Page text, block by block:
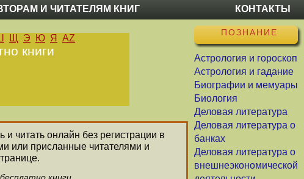
И ЧИТАТЕЛЯМ КНИГ КОНТАКТЫ
ПОЗНАНИЕ
Астрология и гороскоп
Астрология и гадание
Биографии и мемуары
Биология
Деловая литература
Деловая литература о
банках
Деловая литература о
внешнеэкономической
Щ Э Ю Я AZ
книги
и читать онлайн без регистрации в
или присланные читателями и